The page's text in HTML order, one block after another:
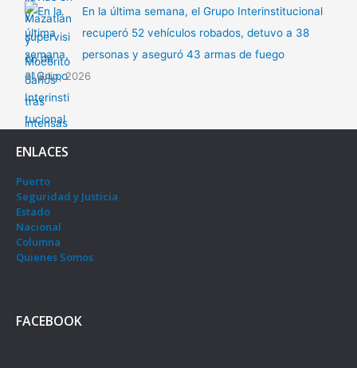
En la última semana, el Grupo Interinstitucional
recuperó 52 vehículos robados, detuvo a 38
personas y aseguró 43 armas de fuego
31 julio, 2026
ENLACES
Puerto
Seguridad y Justicia
Estado
Nacional
Columna
Quienes Somos
FACEBOOK